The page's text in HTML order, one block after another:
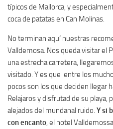
típicos de Mallorca, y
coca de patatas en Can Molinas.
No terminan aquí nuestras
Valldemosa. Nos queda visitar el
una estrecha carretera,
visitado. Y es que entre los
pocos son los que deciden llegar
Relajaros y disfrutad de su playa,
alejados del mundanal ruido. Y si
con encanto , el hotel